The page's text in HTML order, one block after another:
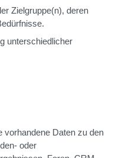
Zielgruppe(n), deren
unterschiedlicher
vorhandene Daten zu den
oder